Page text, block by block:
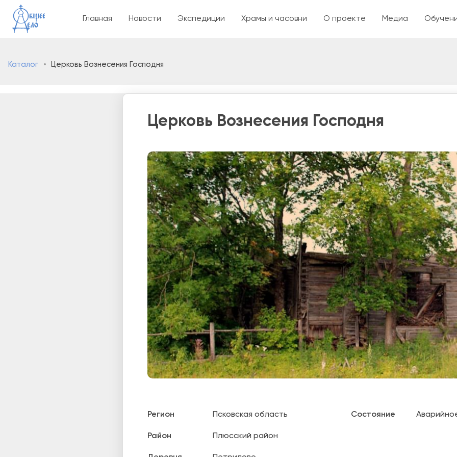
Основная навигация
Главная Новости Экспедиции Храмы и часовни О проекте Медиа
Каталог Церковь Вознесения Господня
Церковь Вознесения Господня
Регион Псковская область
Район Плюсский район
Состояние